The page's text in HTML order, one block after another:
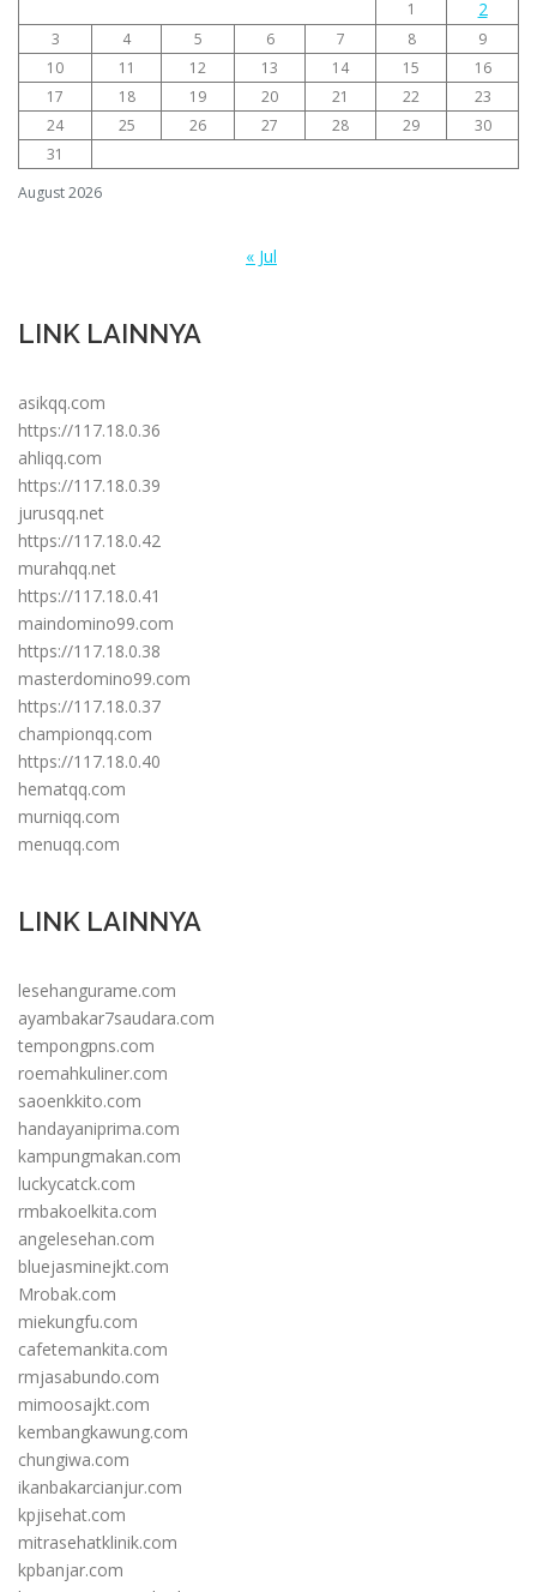
August 2026
1 2
3 4 5 6 7 8
9
10
11 12 13 14 15
16
17
18 19 20 21 22
23
24
25 26 27 28 29
30
31
« Jul
LINK LAINNYA
asikqq.com
https://117.18.0.36
ahliqq.com
https://117.18.0.39
jurusqq.net
https://117.18.0.42
murahqq.net
https://117.18.0.41
maindomino99.com
https://117.18.0.38
masterdomino99.com
https://117.18.0.37
championqq.com
https://117.18.0.40
hematqq.com
murniqq.com
menuqq.com
LINK LAINNYA
lesehangurame.com
ayambakar7saudara.com
tempongpns.com
roemahkuliner.com
saoenkkito.com
handayaniprima.com
kampungmakan.com
luckycatck.com
rmbakoelkita.com
angelesehan.com
bluejasminejkt.com
Mrobak.com
miekungfu.com
cafetemankita.com
rmjasabundo.com
mimoosajkt.com
kembangkawung.com
chungiwa.com
ikanbakarcianjur.com
kpjisehat.com
mitrasehatklinik.com
kpbanjar.com